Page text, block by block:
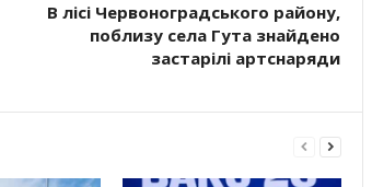
В лісі Червоноградського району,
поблизу села Гута знайдено
застарілі артснаряди